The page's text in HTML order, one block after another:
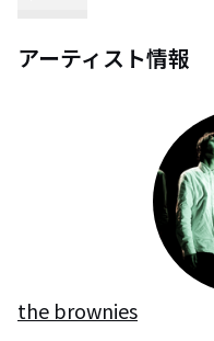
アーティスト情報
the brownies